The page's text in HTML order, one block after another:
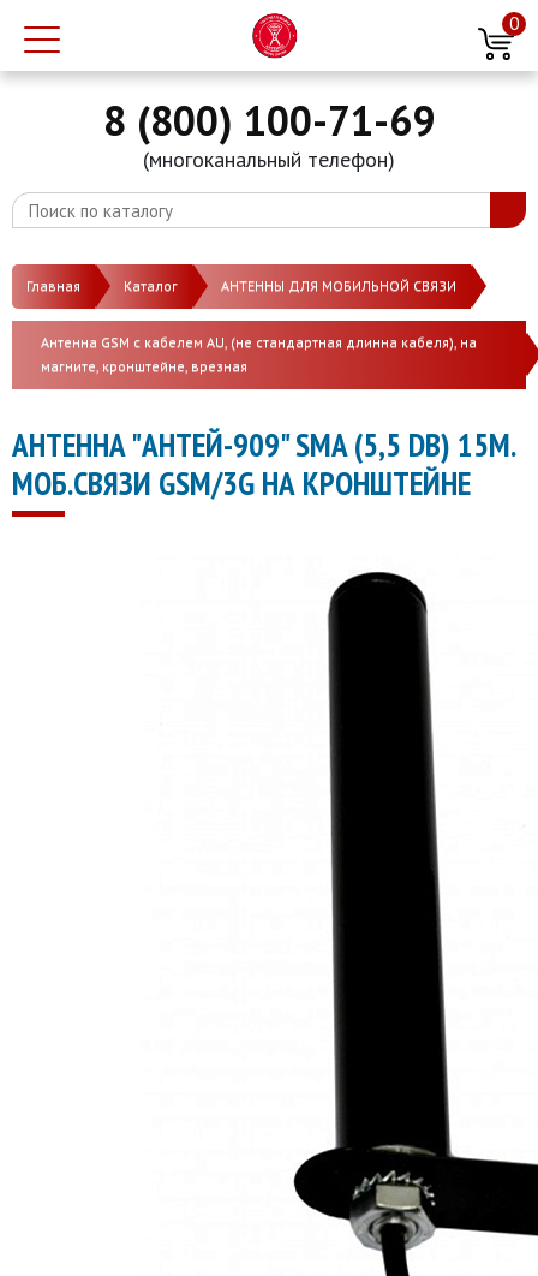
0
8 (800) 100-71-69
(многоканальный телефон)
Главная Каталог АНТЕННЫ ДЛЯ МОБИЛЬНОЙ СВЯЗИ
Антенна GSM с кабелем AU, (не стандартная длинна кабеля), на
магните, кронштейне, врезная
АНТЕННА "АНТЕЙ-909" SMA (5,5 DB) 15М.
МОБ.СВЯЗИ GSM/3G НА КРОНШТЕЙНЕ